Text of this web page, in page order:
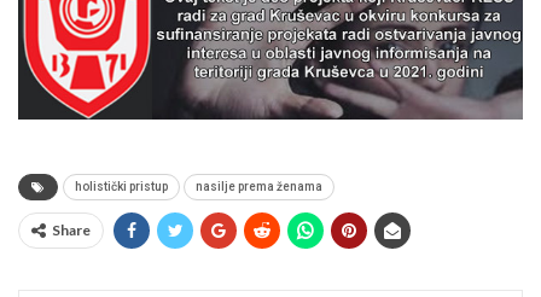
holistički pristup nasilje prema ženama
Share